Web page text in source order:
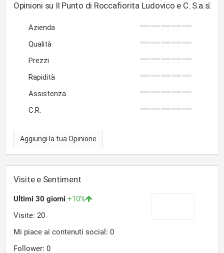
Opinioni su Il Punto di Roccafiorita Ludovico e C. S.a.s
Azienda
Qualità
Prezzi
Rapidità
Assistenza
C.R.
Aggiungi la tua Opinione
Visite e Sentiment